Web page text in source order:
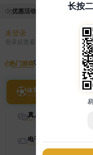
取优惠活动的手续麻烦，已新
未登录
登录后查看
热门游戏
体育
真人
电子
长按